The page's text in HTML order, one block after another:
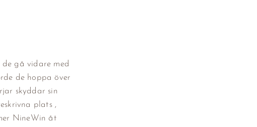
gå vidare med
de hoppa över
skyddar sin
plats ,
NineWin åt